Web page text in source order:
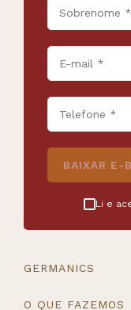
BAIXAR E-
Li e
GERMANICS
O QUE FAZEMOS